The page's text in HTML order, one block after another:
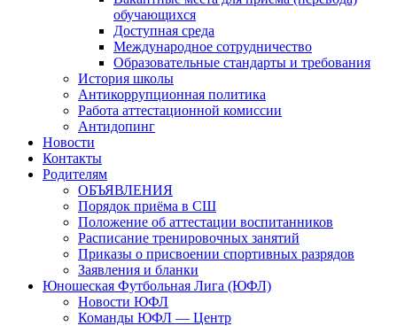
обучающихся
Доступная среда
Международное сотрудничество
Образовательные стандарты и требования
История школы
Антикоррупционная политика
Работа аттестационной комиссии
Антидопинг
Новости
Контакты
Родителям
ОБЪЯВЛЕНИЯ
Порядок приёма в СШ
Положение об аттестации воспитанников
Расписание тренировочных занятий
Приказы о присвоении спортивных разрядов
Заявления и бланки
Юношеская Футбольная Лига (ЮФЛ)
Новости ЮФЛ
Команды ЮФЛ — Центр